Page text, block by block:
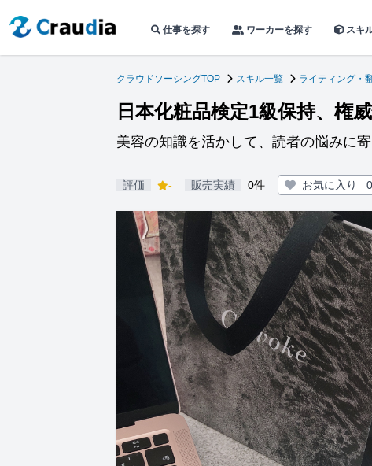
仕事を探す ワーカーを探す スキ
クラウドソーシングTOP スキル一覧 ライティング・
日本化粧品検定1級保持、権
美容の知識を活かして、読者の悩みに
評価 - 販売実績 0件 お気に入り 0